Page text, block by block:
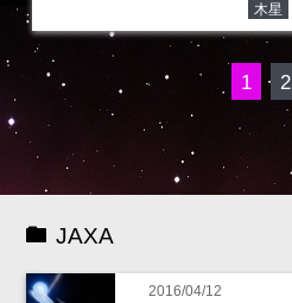
木星
1 2
JAXA
2016/04/12